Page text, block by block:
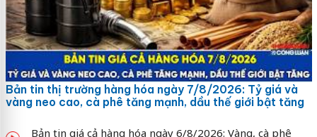
Bản tin thị trường hàng hóa ngày 7/8/2026: Tỷ giá và
vàng neo cao, cà phê tăng mạnh, dầu thế giới bật tăng
Bản tin giá cả hàng hóa ngày 6/8/2026: Vàng, cà phê